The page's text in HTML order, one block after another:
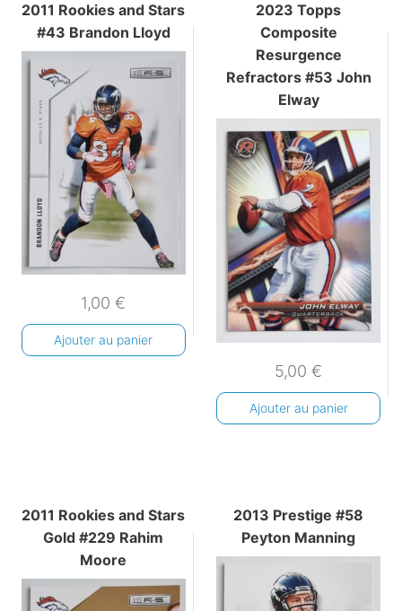
2011 Rookies and Stars
#43 Brandon Lloyd
1,00€
Ajouter au panier
2023 Topps
Composite
Resurgence
Refractors #53 John
Elway
5,00€
Ajouter au panier
2011 Rookies and Stars
Gold #229 Rahim
Moore
2013 Prestige #58
Peyton Manning